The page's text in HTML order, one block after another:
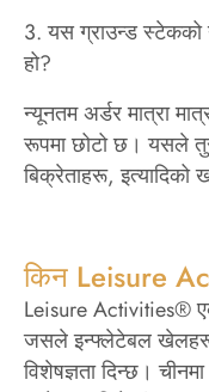
3. यस ग्राउन्ड स्टेकको
हो?
न्यूनतम अर्डर मात्रा
रूपमा छोटो छ। यसले
बिक्रेताहरू,
किन Leisure
Leisure Activities® एक
जसले इन्फ्लेटेबल खेलहरू
विशेषज्ञता दिन्छ।